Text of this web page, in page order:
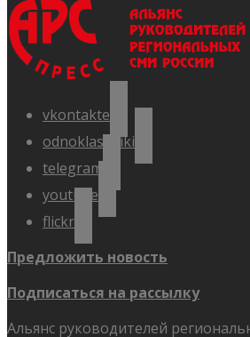
vkontakte
odnoklassniki
telegram
youtube
flickr
Предложить новость
Подписаться на рассылку
Альянс руководителей